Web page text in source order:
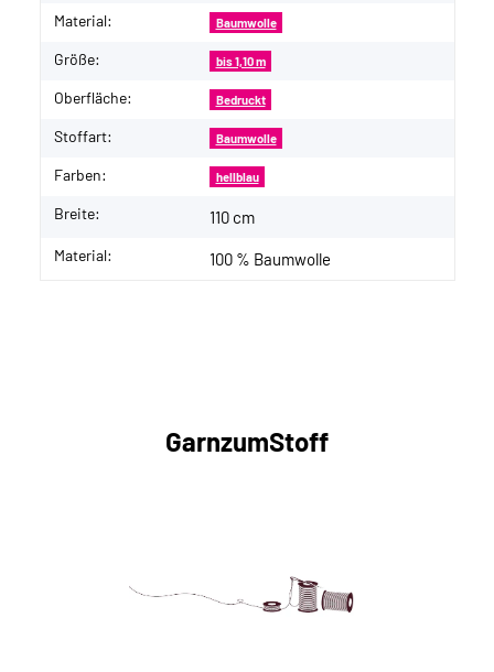
Material: Baumwolle
Größe: bis 1,10 m
Oberfläche: Bedruckt
Stoffart: Baumwolle
Farben: hellblau
Breite: 110 cm
Material: 100 % Baumwolle
GarnzumStoff